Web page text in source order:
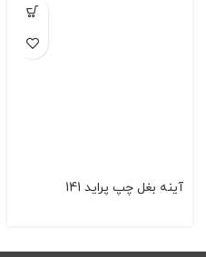
آینه بغل چپ پراید 141